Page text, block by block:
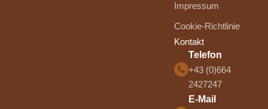
Impressum
Cookie-Richtlinie
Kontakt
Telefon
+43 (0)664
2427247
E-Mail